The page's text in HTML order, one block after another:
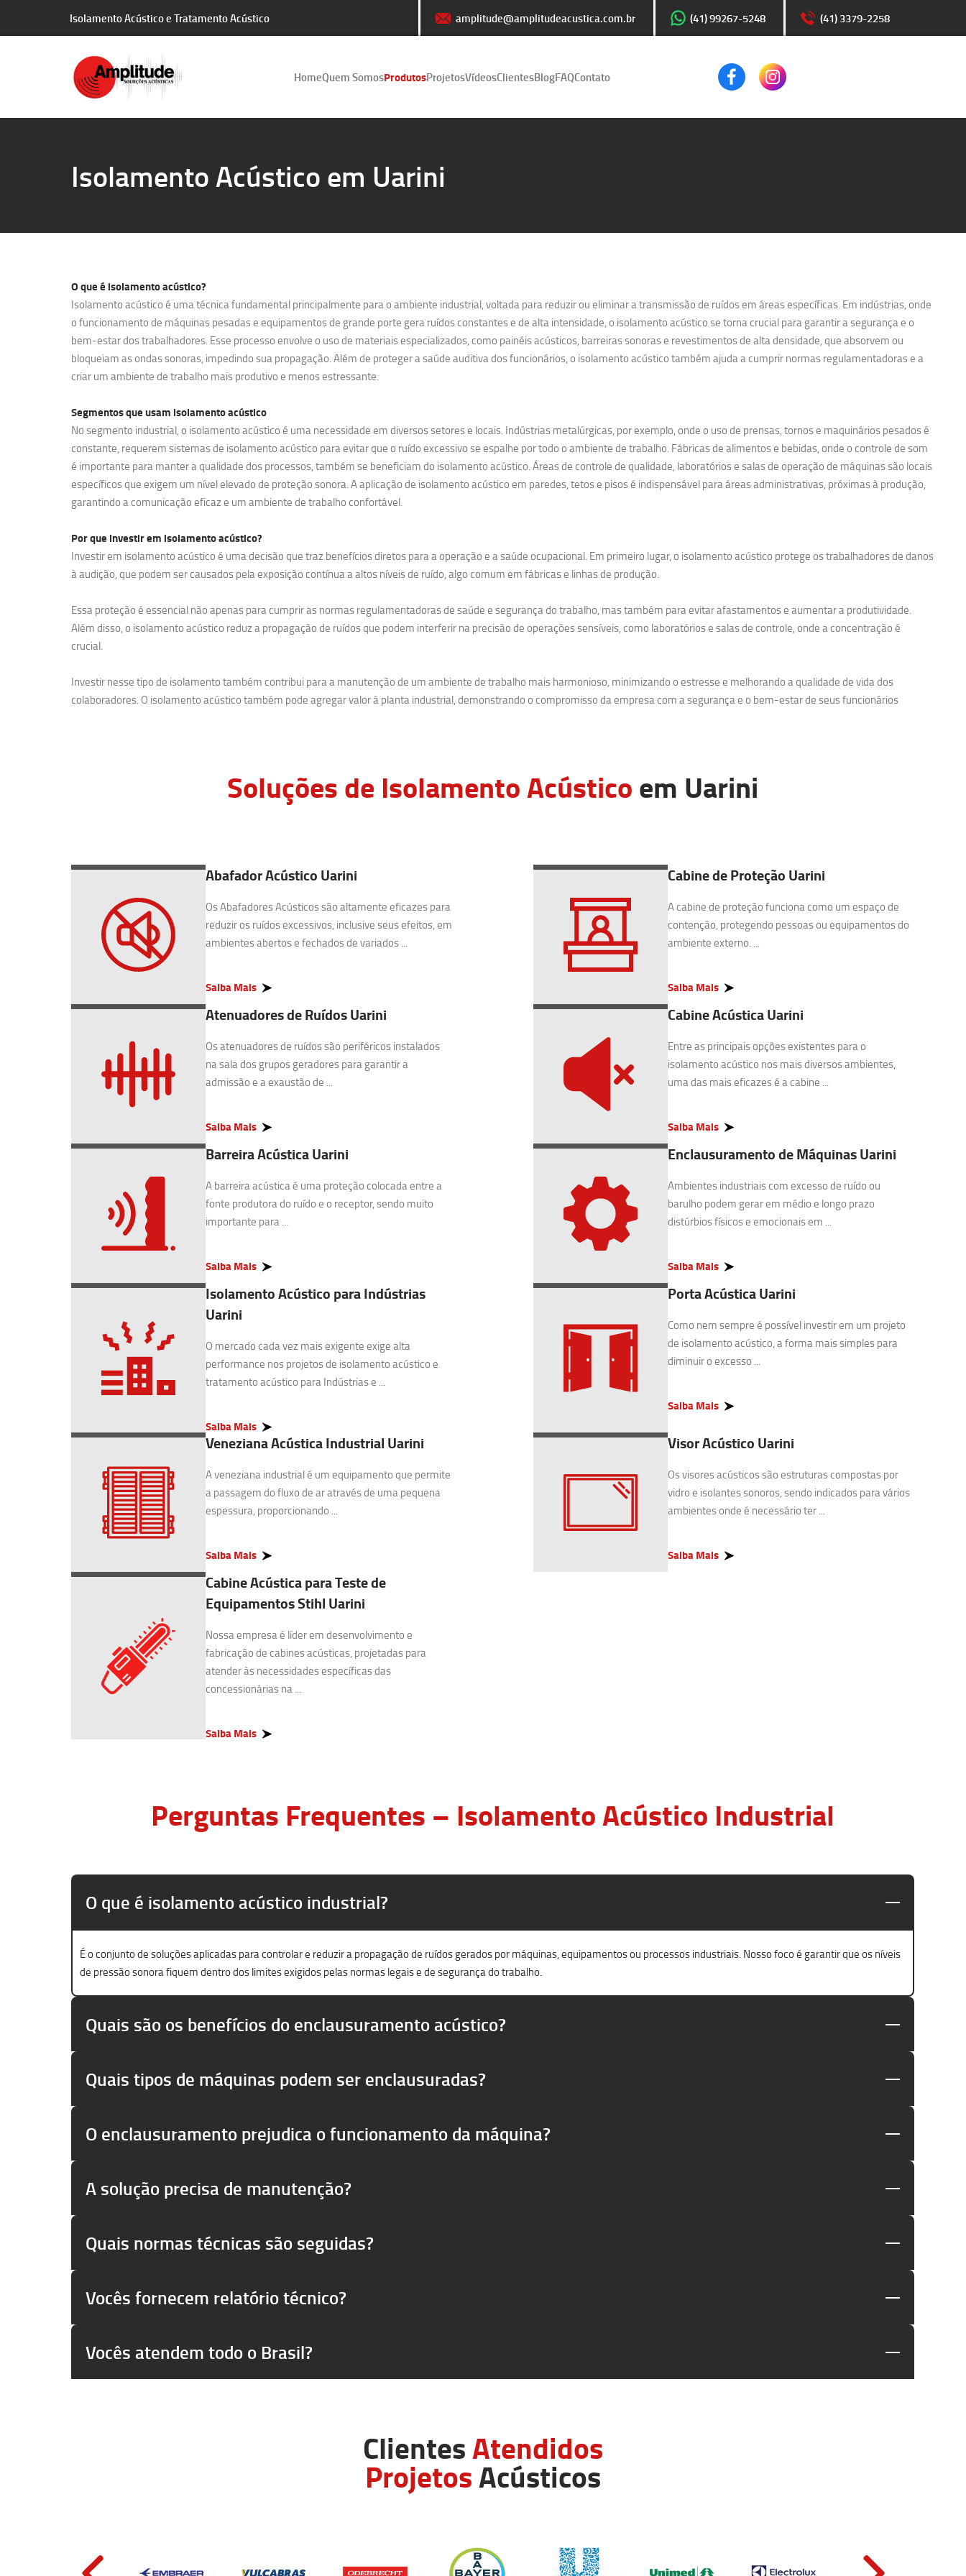
Isolamento Acústico e Tratamento Acústico amplitude@amplitudeacustica.com.br (41) 99267-5248 (41) 3379-2258
HomeQuem SomosProdutosProjetosVídeosClientesBlogFAQContato
Isolamento Acústico em Uarini
O que é isolamento acústico?
Isolamento acústico é uma técnica fundamental principalmente para o ambiente industrial, voltada para reduzir ou eliminar a transmissão de ruídos em áreas específicas. Em indústrias, onde
o funcionamento de máquinas pesadas e equipamentos de grande porte gera ruídos constantes e de alta intensidade, o isolamento acústico se torna crucial para garantir a segurança e o
bem-estar dos trabalhadores. Esse processo envolve o uso de materiais especializados, como painéis acústicos, barreiras sonoras e revestimentos de alta densidade, que absorvem ou
bloqueiam as ondas sonoras, impedindo sua propagação. Além de proteger a saúde auditiva dos funcionários, o isolamento acústico também ajuda a cumprir normas regulamentadoras e a
criar um ambiente de trabalho mais produtivo e menos estressante.
Segmentos que usam isolamento acústico
No segmento industrial, o isolamento acústico é uma necessidade em diversos setores e locais. Indústrias metalúrgicas, por exemplo, onde o uso de prensas, tornos e maquinários pesados é
constante, requerem sistemas de isolamento acústico para evitar que o ruído excessivo se espalhe por todo o ambiente de trabalho. Fábricas de alimentos e bebidas, onde o controle de som
é importante para manter a qualidade dos processos, também se beneficiam do isolamento acústico. Áreas de controle de qualidade, laboratórios e salas de operação de máquinas são locais
específicos que exigem um nível elevado de proteção sonora. A aplicação de isolamento acústico em paredes, tetos e pisos é indispensável para áreas administrativas, próximas à produção,
garantindo a comunicação eficaz e um ambiente de trabalho confortável.
Por que investir em isolamento acústico?
Investir em isolamento acústico é uma decisão que traz benefícios diretos para a operação e a saúde ocupacional. Em primeiro lugar, o isolamento acústico protege os trabalhadores de danos
à audição, que podem ser causados pela exposição contínua a altos níveis de ruído, algo comum em fábricas e linhas de produção.
Essa proteção é essencial não apenas para cumprir as normas regulamentadoras de saúde e segurança do trabalho, mas também para evitar afastamentos e aumentar a produtividade.
Além disso, o isolamento acústico reduz a propagação de ruídos que podem interferir na precisão de operações sensíveis, como laboratórios e salas de controle, onde a concentração é
crucial.
Investir nesse tipo de isolamento também contribui para a manutenção de um ambiente de trabalho mais harmonioso, minimizando o estresse e melhorando a qualidade de vida dos
colaboradores. O isolamento acústico também pode agregar valor à planta industrial, demonstrando o compromisso da empresa com a segurança e o bem-estar de seus funcionários
Soluções de Isolamento Acústicoem Uarini
Abafador Acústico Uarini
Os Abafadores Acústicos são altamente eficazes para
reduzir os ruídos excessivos, inclusive seus efeitos, em
ambientes abertos e fechados de variados ...
Saiba Mais
Cabine de Proteção Uarini
A cabine de proteção funciona como um espaço de
contenção, protegendo pessoas ou equipamentos do
ambiente externo. ...
Saiba Mais
Atenuadores de Ruídos Uarini
Os atenuadores de ruídos são periféricos instalados
na sala dos grupos geradores para garantir a
admissão e a exaustão de ...
Saiba Mais
Cabine Acústica Uarini
Entre as principais opções existentes para o
isolamento acústico nos mais diversos ambientes,
uma das mais eficazes é a cabine ...
Saiba Mais
Barreira Acústica Uarini
A barreira acústica é uma proteção colocada entre a
fonte produtora do ruído e o receptor, sendo muito
importante para ...
Saiba Mais
Enclausuramento de Máquinas Uarini
Ambientes industriais com excesso de ruído ou
barulho podem gerar em médio e longo prazo
distúrbios físicos e emocionais em ...
Saiba Mais
Isolamento Acústico para Indústrias
Uarini
O mercado cada vez mais exigente exige alta
performance nos projetos de isolamento acústico e
tratamento acústico para Indústrias e ...
Saiba Mais
Porta Acústica Uarini
Como nem sempre é possível investir em um projeto
de isolamento acústico, a forma mais simples para
diminuir o excesso ...
Saiba Mais
Veneziana Acústica Industrial Uarini
A veneziana industrial é um equipamento que permite
a passagem do fluxo de ar através de uma pequena
espessura, proporcionando ...
Saiba Mais
Visor Acústico Uarini
Os visores acústicos são estruturas compostas por
vidro e isolantes sonoros, sendo indicados para vários
ambientes onde é necessário ter ...
Saiba Mais
Cabine Acústica para Teste de
Equipamentos Stihl Uarini
Nossa empresa é líder em desenvolvimento e
fabricação de cabines acústicas, projetadas para
atender às necessidades específicas das
concessionárias na ...
Saiba Mais
Perguntas Frequentes – Isolamento Acústico Industrial
O que é isolamento acústico industrial?
É o conjunto de soluções aplicadas para controlar e reduzir a propagação de ruídos gerados por máquinas, equipamentos ou processos industriais. Nosso foco é garantir que os níveis
de pressão sonora fiquem dentro dos limites exigidos pelas normas legais e de segurança do trabalho.
Quais são os benefícios do enclausuramento acústico?
Quais tipos de máquinas podem ser enclausuradas?
O enclausuramento prejudica o funcionamento da máquina?
A solução precisa de manutenção?
Quais normas técnicas são seguidas?
Vocês fornecem relatório técnico?
Vocês atendem todo o Brasil?
ClientesAtendidos
ProjetosAcústicos